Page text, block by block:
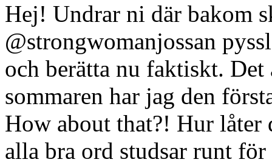
Hej! Undrar ni där bakom
@strongwomanjossan
och berätta nu faktiskt. Det
sommaren har jag den
How about that?! Hur låter
alla bra ord studsar runt